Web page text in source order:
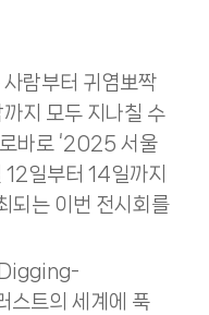
람부터 귀염뽀짝
지 모두 지나칠 수
바로 ‘2025 서울
12일부터 14일까지
되는 이번 전시회를
Digging-
스트의 세계에 푹